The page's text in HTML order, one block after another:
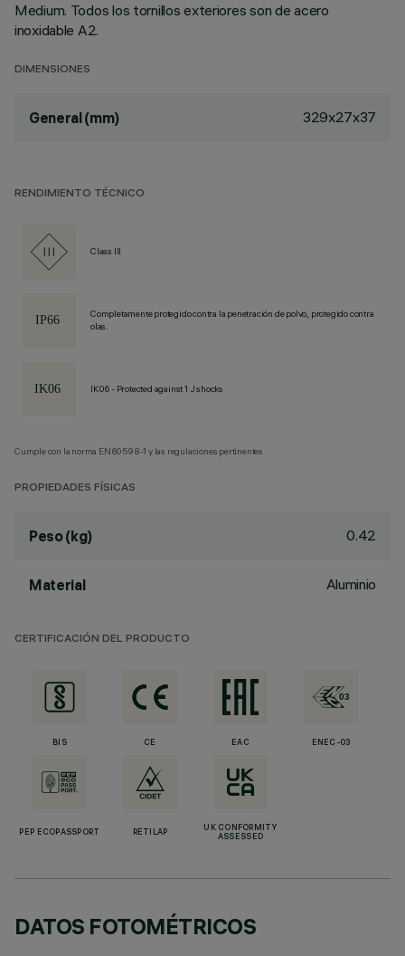
Medium. Todos los tornillos exteriores son de acero
inoxidable A2.
DIMENSIONES
General (mm) 329x27x37
RENDIMIENTO TÉCNICO
Class III
Completamente protegido contra la penetración de polvo, protegido contra
olas.
IK06 - Protected against 1 J shocks
Cumple con la norma EN60598-1 y las regulaciones pertinentes.
PROPIEDADES FÍSICAS
Peso (kg) 0.42
Material Aluminio
CERTIFICACIÓN DEL PRODUCTO
BIS CE EAC ENEC-03
PEP ECOPASSPORT RETILAP
UK CONFORMITY
ASSESSED
DATOS FOTOMÉTRICOS